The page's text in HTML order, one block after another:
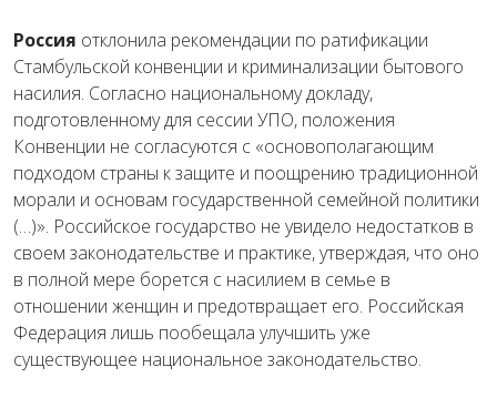
Россия отклонила рекомендации по ратификации
Стамбульской конвенции и криминализации бытового
насилия. Согласно национальному докладу,
подготовленному для сессии УПО, положения
Конвенции не согласуются с «основополагающим
подходом страны к защите и поощрению традиционной
морали и основам государственной семейной политики
(…)». Российское государство не увидело недостатков в
своем законодательстве и практике, утверждая, что оно
в полной мере борется с насилием в семье в
отношении женщин и предотвращает его. Российская
Федерация лишь пообещала улучшить уже
существующее национальное законодательство.